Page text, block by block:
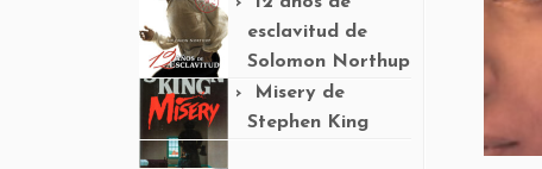
esclavitud de
Solomon Northup
Misery de
Stephen King